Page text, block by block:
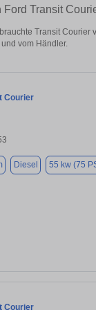
Ford Transit
Transit Courier
vom Händler.
Courier
Diesel 55 kw (75
Courier